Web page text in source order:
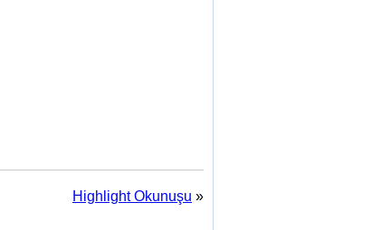
Highlight Okunuşu »